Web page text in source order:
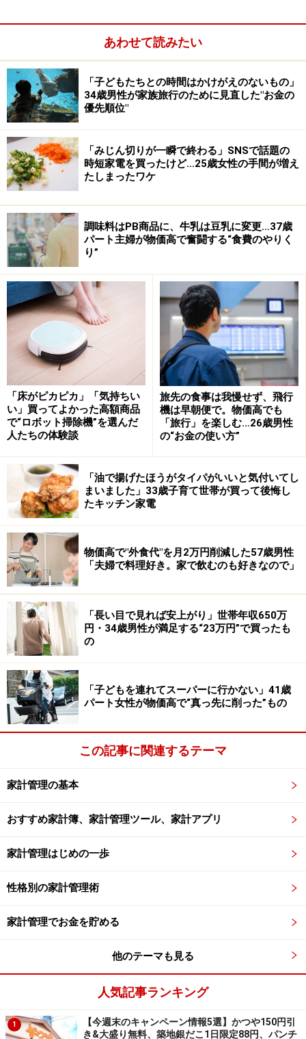
いて、割り勘代もおのずと上がり……それが原因で妻と喧
嘩になって控えるようになりました」
相手からの誘いを断るときはどのように伝えているので
しょうか。
「物価高で飲み会代が高くなったことや、妻と喧嘩した
ことを理由に断るようにしています」
人間関係を見直した後、自身の生活や心境に変化があっ
たようです。
「明確に飲み会に使っていた金額が浮くので、その分を
貯蓄や家族とのお金に回せるようになっています」
「近況報告等もあるので…」
そんな中、男性には、この人だけには「いくらかかって
も会いに行く」「絶対にお金を惜しまない」と決めてい
る相手がいるといいます。それは「上司の誘い」です。
「月に一度だけ上司から飲み会の誘いがあるのですが、
近況報告等もあるのでそれだけは断らず、付き合い続け
ています。妻にも承諾してもらっています」
最後に、今後も物価や社会情勢の変化も予想される中、
人間関係で大切にしていきたいことを聞きました。
「飲み会だけでしか話せないこともありますが、会社で
もある程度の距離感は縮めていきたいなと考えていま
す。また家族との時間も大切にしていきたいと思いま
す」
※20歳未満の飲酒は法律で禁止されています
物価高で見直した・手放した人間関係に関するアンケー
ト
調査方法：インターネットアンケート
調査実施日：2026年4月9～10日
調査対象：全国20～70代の200人（男性：63人、女性：
※回答者のコメントは原文のまま記載しています。
※本記事で紹介している人物のプロフィールなどは、編
集部で一部改変している場合があります。
あわせて読みたい
「子どもたちとの時間はかけがえのないもの」
34歳男性が家族旅行のために見直した"お金の
優先順位"
「みじん切りが一瞬で終わる」SNSで話題の
時短家電を買ったけど…25歳女性の手間が増え
たしまったワケ
調味料はPB商品に、牛乳は豆乳に変更…37歳
パート主婦が物価高で奮闘する“食費のやりく
り”
「床がピカピカ」「気持ちい
い」買ってよかった高額商品
で“ロボット掃除機”を選んだ
人たちの体験談
旅先の食事は我慢せず、飛行
機は早朝便で。物価高でも
「旅行」を楽しむ…26歳男性
の“お金の使い方”
「油で揚げたほうがタイパがいいと気付いてし
まいました」33歳子育て世帯が買って後悔し
たキッチン家電
物価高で"外食代"を月2万円削減した57歳男性
「夫婦で料理好き。家で飲むのも好きなので」
「長い目で見れば安上がり」世帯年収650万
円・34歳男性が満足する“23万円”で買ったも
の
「子どもを連れてスーパーに行かない」41歳
パート女性が物価高で“真っ先に削った”もの
この記事に関連するテーマ
家計管理の基本
おすすめ家計簿、家計管理ツール、家計アプリ
家計管理はじめの一歩
性格別の家計管理術
家計管理でお金を貯める
他のテーマも見る
人気記事ランキング
1
【今週末のキャンペーン情報5選】かつや150円引
き&大盛り無料、築地銀だこ1日限定88円、パンチ